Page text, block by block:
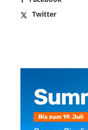
Twitter